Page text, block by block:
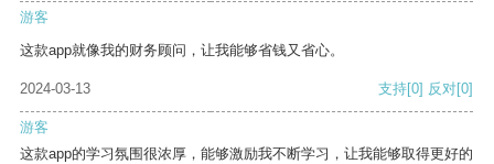
游客
这款app就像我的财务顾问，让我能够省钱又省心。
2024-03-13 支持[0] 反对[0]
游客
这款app的学习氛围很浓厚，能够激励我不断学习，让我能够取得更好的